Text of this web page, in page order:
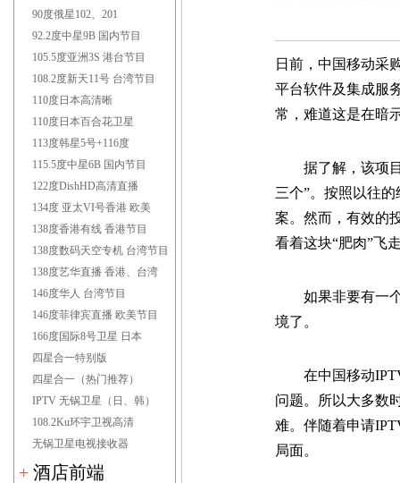
90度俄星102、201
92.2度中星9B 国内节目
105.5度亚洲3S 港台节目
108.2度新天11号 台湾节目
110度日本高清晰
110度日本百合花卫星
113度韩星5号+116度
115.5度中星6B 国内节目
122度DishHD高清直播
134度 亚太VI号香港 欧美
138度香港有线 香港节目
138度数码天空专机 台湾节目
138度艺华直播 香港、台湾
146度华人 台湾节目
146度菲律宾直播 欧美节目
166度国际8号卫星 日本
四星合一特别版
四星合一（热门推荐）
IPTV 无锅卫星（日、韩）
108.2Ku环宇卫视高清
无锅卫星电视接收器
+ 酒店前端
日前，中国移动采
平台软件及集成服
常，难道这是在暗
据了解，该项目
三个”。按照以往
案。然而，有效的
看着这块“肥肉”飞
如果非要有一个
境了。
在中国移动IPTV
问题。所以大多数
难。伴随着申请
局面。